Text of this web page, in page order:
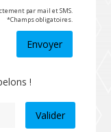
par mail et SMS.
*Champs obligatoires.
Envoyer
!
Valider